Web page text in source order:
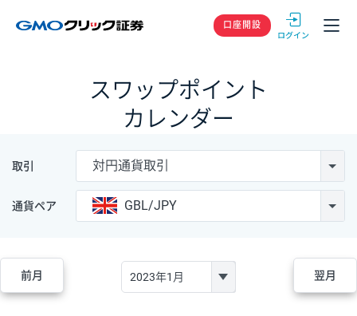
GMOクリック
口座開設
スワップポイント
カレンダー
取引 対円通貨取引
通貨ペア GBL/JPY
前月 翌月